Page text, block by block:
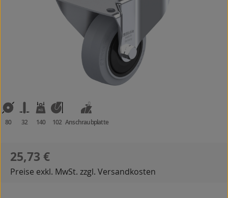
80 32 140 102 Anschraubplatte
Regulärer Preis:
25,73 €
Preise exkl. MwSt. zzgl. Versandkosten